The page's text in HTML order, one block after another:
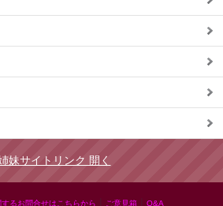
妹サイトリンク 開く
するお問合せはこちらから ご意見箱 Q&A